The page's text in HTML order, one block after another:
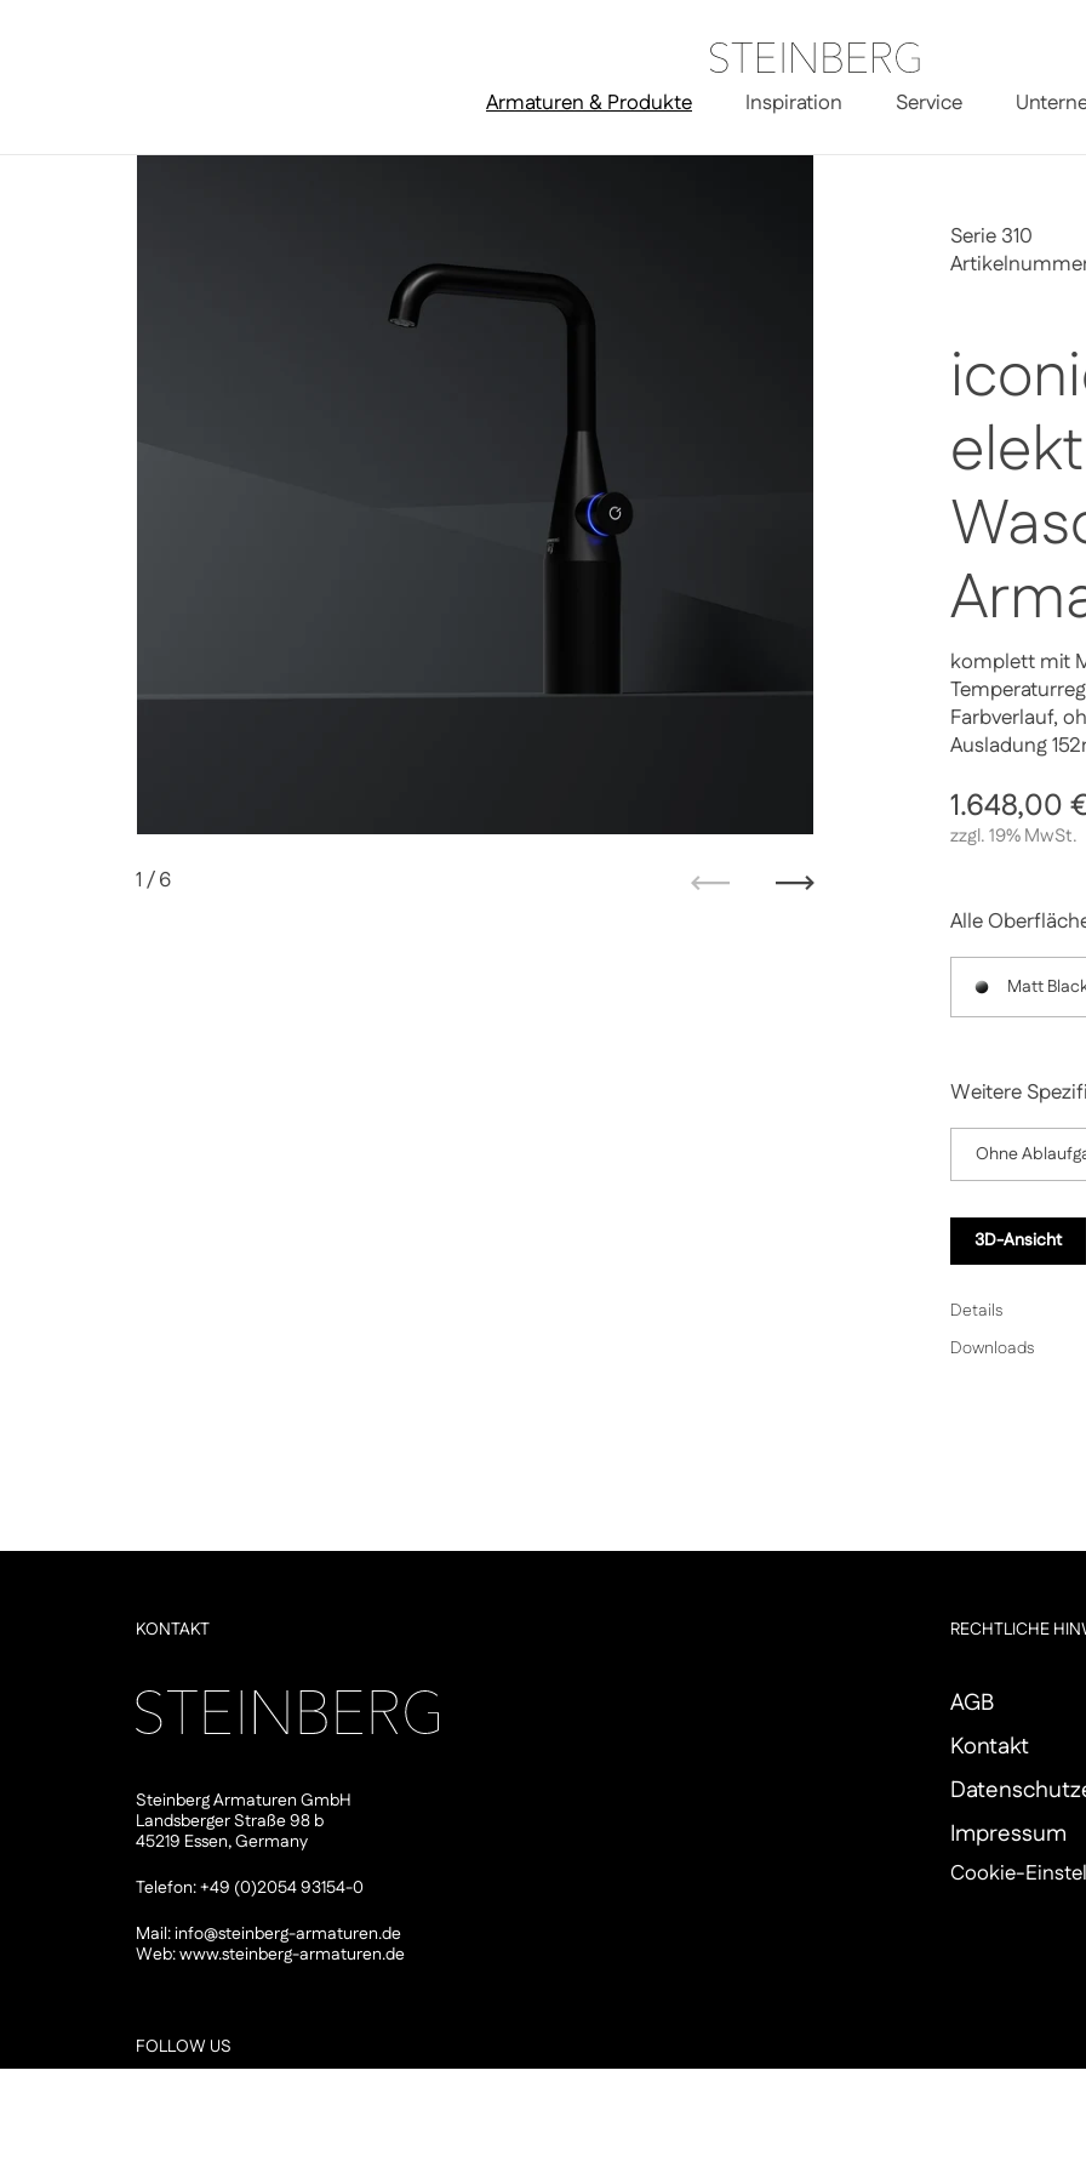
Armaturen & Produkte Inspiration Service
Serie 310 iconic - elektronische Waschtisch-Armatur
komplett mit
Farbverlauf,
Ausladung
Serie 310
Regulärer
1.648,00
zzgl. 19% MwSt.
Alle
Matt
Weitere
Ohne
3D-Ansicht
Details
Downloads
1 / 6
Weiter
KONTAKT
Steinberg Armaturen GmbH
Landsberger Straße 98 b
45219 Essen, Germany
Telefon: +49 (0)2054 93154-0
Mail:info@steinberg-armaturen.de
Web:www.steinberg-armaturen.de
RECHTLICHE
AGB
Kontakt
Impressum
Cookie-
FOLLOW US